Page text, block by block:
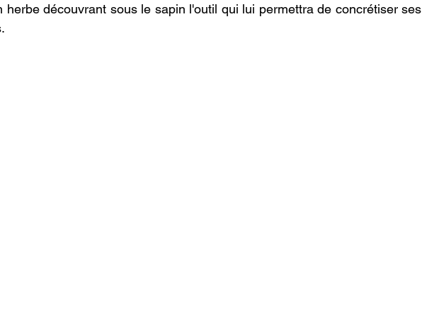
herbe découvrant sous le sapin l'outil qui lui permettra de concrétiser ses